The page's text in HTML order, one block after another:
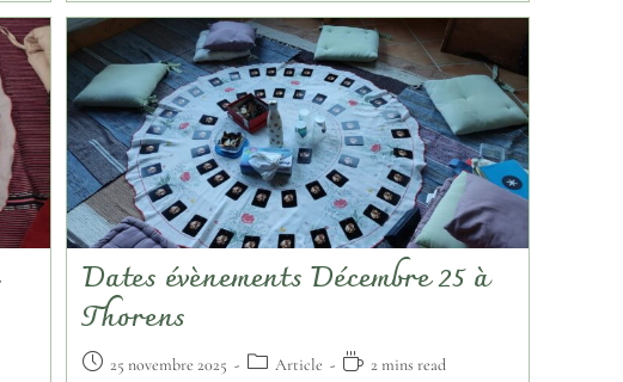
Dates évènements Décembre 25 à
Thorens
25 novembre 2025 Article 2 mins read